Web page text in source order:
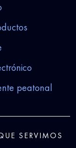
peatonal
SERVIMOS